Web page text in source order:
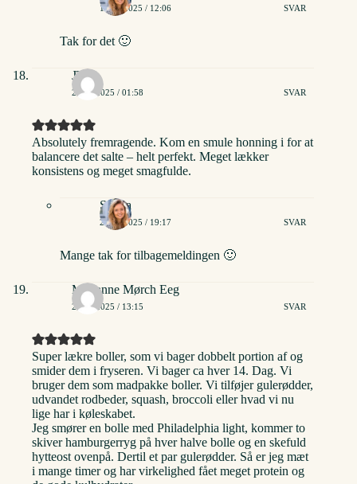
12/05/2025 / 12:06 SVAR
Tak for det 🙂
JT
27/07/2025 / 01:58 SVAR
Absolutely fremragende. Kom en smule honning i for at
balancere det salte – helt perfekt. Meget lækker
konsistens og meget smagfulde.
Stinna
27/07/2025 / 19:17 SVAR
Mange tak for tilbagemeldingen 🙂
Marianne Mørch Eeg
29/08/2025 / 13:15 SVAR
Super lækre boller, som vi bager dobbelt portion af og
smider dem i fryseren. Vi bager ca hver 14. Dag. Vi
bruger dem som madpakke boller. Vi tilføjer gulerødder,
udvandet rodbeder, squash, broccoli eller hvad vi nu
lige har i køleskabet.
Jeg smører en bolle med Philadelphia light, kommer to
skiver hamburgerryg på hver halve bolle og en skefuld
hytteost ovenpå. Dertil et par gulerødder. Så er jeg mæt
i mange timer og har virkelighed fået meget protein og